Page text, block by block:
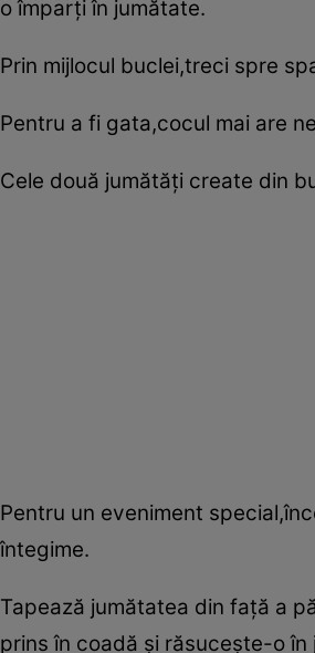
o împarţi în jumătate.
Prin mijlocul buclei,treci spre
Pentru a fi gata,cocul mai are
Cele două jumătăţi create din
Pentru un eveniment
întegime.
Tapează jumătatea din faţă a
prins în coadă şi răsuceşte-o